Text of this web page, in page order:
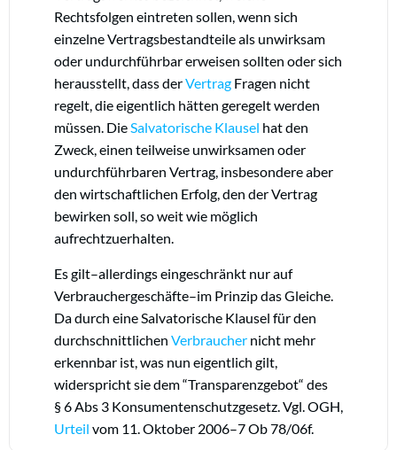
Rechtsfolgen eintreten sollen, wenn sich
einzelne Vertragsbestandteile als unwirksam
oder undurchführbar erweisen sollten oder sich
herausstellt, dass derVertrag Fragen nicht
regelt, die eigentlich hätten geregelt werden
müssen. DieSalvatorische Klausel hat den
Zweck, einen teilweise unwirksamen oder
undurchführbaren Vertrag, insbesondere aber
den wirtschaftlichen Erfolg, den der Vertrag
bewirken soll, so weit wie möglich
aufrechtzuerhalten.
Es gilt–allerdings eingeschränkt nur auf
Verbrauchergeschäfte–im Prinzip das Gleiche.
Da durch eine Salvatorische Klausel für den
durchschnittlichen Verbraucher nicht mehr
erkennbar ist, was nun eigentlich gilt,
widerspricht sie dem “Transparenzgebot“ des
§ 6 Abs 3 Konsumentenschutzgesetz. Vgl. OGH,
Urteil vom 11. Oktober 2006–7 Ob 78/06f.